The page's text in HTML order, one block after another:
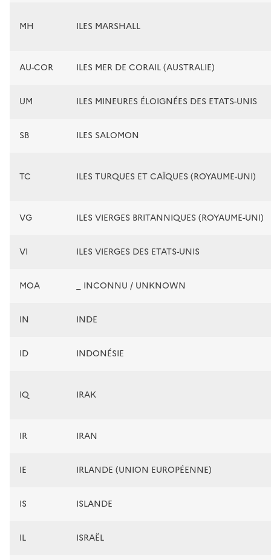
MH ILES MARSHALL
AU-COR ILES MER DE CORAIL (AUSTRALIE)
UM ILES MINEURES ÉLOIGNÉES DES ETATS-UNIS
SB ILES SALOMON
TC ILES TURQUES ET CAÏQUES (ROYAUME-UNI)
VG ILES VIERGES BRITANNIQUES (ROYAUME-UNI)
VI ILES VIERGES DES ETATS-UNIS
MOA _ INCONNU / UNKNOWN
IN INDE
ID INDONÉSIE
IQ IRAK
IR IRAN
IE IRLANDE (UNION EUROPÉENNE)
IS ISLANDE
IL ISRAËL